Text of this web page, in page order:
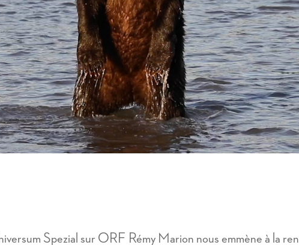
Spezial sur ORF Rémy Marion nous emmène à la